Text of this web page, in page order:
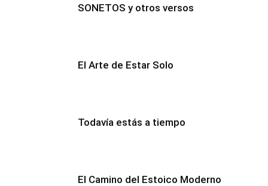
SONETOS y otros versos
El Arte de Estar Solo
Todavía estás a tiempo
El Camino del Estoico Moderno